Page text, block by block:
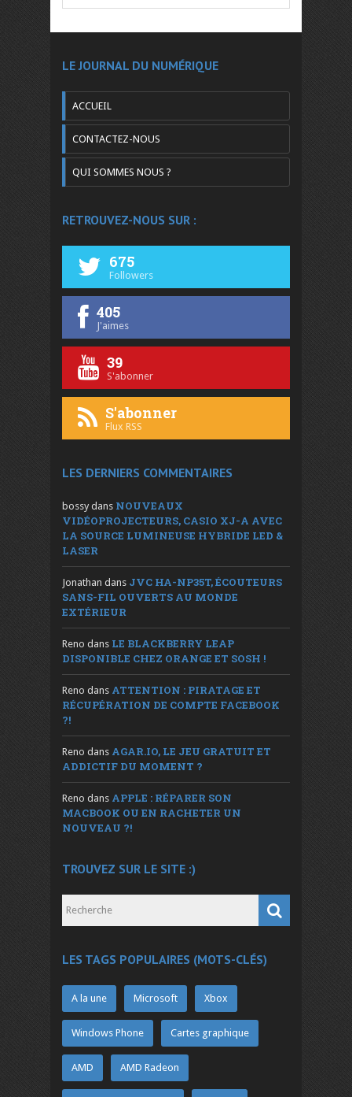
LE JOURNAL DU NUMÉRIQUE
ACCUEIL
CONTACTEZ-NOUS
QUI SOMMES NOUS ?
RETROUVEZ-NOUS SUR :
675
Followers
405
J'aimes
39
S'abonner
S'abonner
Flux RSS
LES DERNIERS COMMENTAIRES
bossy dans NOUVEAUX
VIDÉOPROJECTEURS, CASIO XJ-A AVEC
LA SOURCE LUMINEUSE HYBRIDE LED &
LASER
Jonathan dans JVC HA-NP35T, ÉCOUTEURS
SANS-FIL OUVERTS AU MONDE
EXTÉRIEUR
Reno dans LE BLACKBERRY LEAP
DISPONIBLE CHEZ ORANGE ET SOSH !
Reno dans ATTENTION : PIRATAGE ET
RÉCUPÉRATION DE COMPTE FACEBOOK
?!
Reno dans AGAR.IO, LE JEU GRATUIT ET
ADDICTIF DU MOMENT ?
Reno dans APPLE : RÉPARER SON
MACBOOK OU EN RACHETER UN
NOUVEAU ?!
TROUVEZ SUR LE SITE :)
LES TAGS POPULAIRES (MOTS-CLÉS)
A la une Microsoft Xbox
Windows Phone Cartes graphique
AMD AMD Radeon